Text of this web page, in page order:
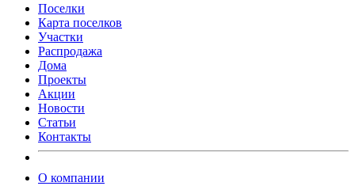
Поселки
Карта поселков
Участки
Распродажа
Дома
Проекты
Акции
Новости
Статьи
Контакты
О компании